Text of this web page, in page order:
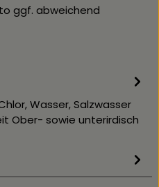
ggf. abweichend
Wasser, Salzwasser
Ober- sowie unterirdisch